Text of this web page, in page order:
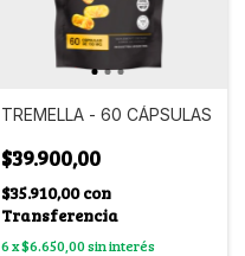
TREMELLA - 60 CÁPSULAS
$39.900,00
$35.910,00con
Transferencia
6x$6.650,00sin interés